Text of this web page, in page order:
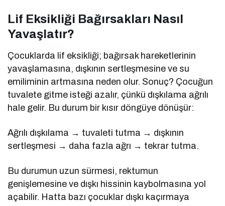
Lif Eksikliği Bağırsakları Nasıl
Yavaşlatır?
Çocuklarda lif eksikliği; bağırsak hareketlerinin
yavaşlamasına, dışkının sertleşmesine ve su
emiliminin artmasına neden olur. Sonuç? Çocuğun
tuvalete gitme isteği azalır, çünkü dışkılama ağrılı
hale gelir. Bu durum bir kısır döngüye dönüşür:
Ağrılı dışkılama → tuvaleti tutma → dışkının
sertleşmesi → daha fazla ağrı → tekrar tutma.
Bu durumun uzun sürmesi, rektumun
genişlemesine ve dışkı hissinin kaybolmasına yol
açabilir. Hatta bazı çocuklar dışkı kaçırmaya